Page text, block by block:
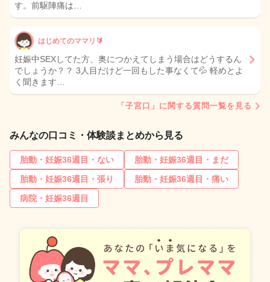
す。前駆陣痛は…
はじめてのママリ🔰
妊娠中SEXしてた方、奥につかえてしまう場合はどうするん
でしょうか？？ 3人目だけど一回もした事なくて💦 軽めとよ
く聞きます…
「子宮口」に関する質問一覧を見る
みんなの口コミ・体験談まとめから見る
胎動・妊娠36週目・ない
胎動・妊娠36週目・まだ
胎動・妊娠36週目・張り
胎動・妊娠36週目・痛い
病院・妊娠36週目